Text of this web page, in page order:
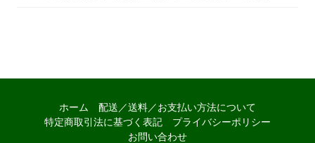
ホーム
配送／送料／お支払い方法について
特定商取引法に基づく表記
プライバシーポリシー
お問い合わせ